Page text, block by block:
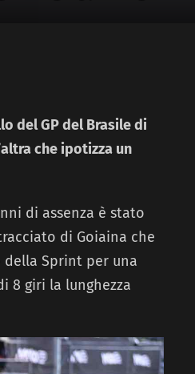
del GP del Brasile di
che ipotizza un
di assenza è stato
di Goiaina che
Sprint per una
8 giri la lunghezza